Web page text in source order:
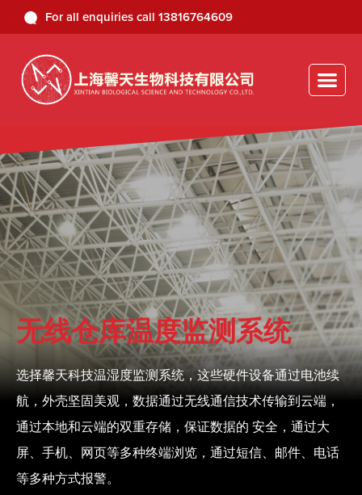
For all enquiries call 13816764609
无线仓库温度监测系统
选择馨天科技温湿度监测系统，这些硬件设备通过电池续
航，外壳坚固美观，数据通过无线通信技术传输到云端，
通过本地和云端的双重存储，保证数据的 安全，通过大
屏、手机、网页等多种终端浏览，通过短信、邮件、电话
等多种方式报警。